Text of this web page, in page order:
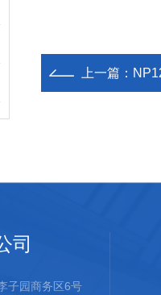
上一篇：
司
子园商务区6号